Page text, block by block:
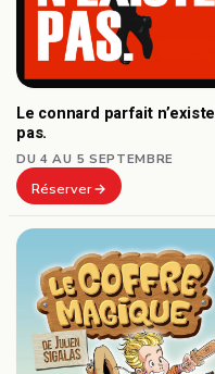
Le connard parfait n’existe
pas.
DU 4 AU 5 SEPTEMBRE
Réserver